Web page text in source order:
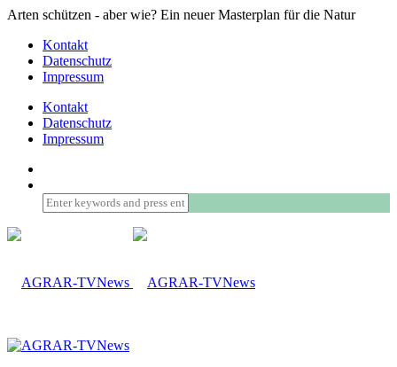
Arten schützen - aber wie? Ein neuer Masterplan für die Natur
Kontakt
Datenschutz
Impressum
Kontakt
Datenschutz
Impressum